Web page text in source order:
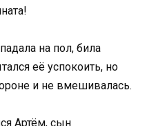
на пол, била
её успокоить, но
и не вмешивалась.
Артём, сын